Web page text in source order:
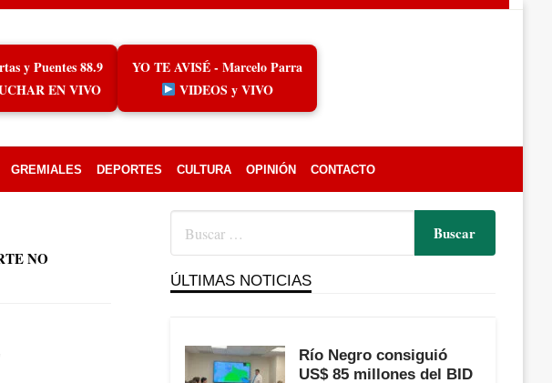
y Puentes 88.9
EN VIVO
YO TE AVISÉ - Marcelo Parra
VIDEOS y VIVO
GREMIALES DEPORTES CULTURA OPINIÓN CONTACTO
NO
ÚLTIMAS NOTICIAS
Río Negro consiguió
US$ 85 millones del BID